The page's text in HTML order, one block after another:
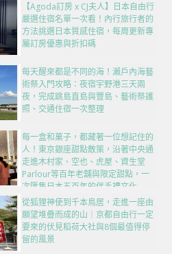
【Agoda訂房 x CJ夫人】日本自由行
嚴選住宿名單一次看！內行旅行者的
方法挑選日本質感住宿，每周更新專
屬訂房優惠與折扣碼
每天醒來都是不同的海！瀨戶內海藝
術祭入門攻略：夜宿宇野港三天兩
夜，完成跳島直島與豐島、藝術祭護
照、交通住宿一次整理
每一盒和菓子，都藏著一位想記住的
人！東京銀座甜點散策，沿著中央通
走進木村家、空也、虎屋、資生堂
Parlour等百年老舖與限定甜點，一
次匯集日本五百年的伴手禮文化
從狐狸神使到千本鳥居，走進一座由
願望堆疊而成的山｜京都自由行一定
要來的伏見稻荷大社與8個最值得停
留的風景